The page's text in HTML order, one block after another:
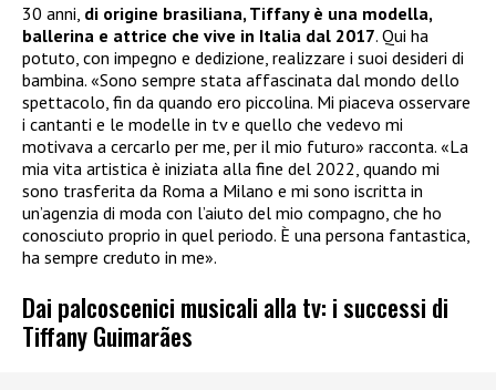
30 anni, di origine brasiliana, Tiffany è una modella,
ballerina e attrice che vive in Italia dal 2017. Qui ha
potuto, con impegno e dedizione, realizzare i suoi desideri di
bambina. «Sono sempre stata affascinata dal mondo dello
spettacolo, fin da quando ero piccolina. Mi piaceva osservare
i cantanti e le modelle in tv e quello che vedevo mi
motivava a cercarlo per me, per il mio futuro» racconta. «La
mia vita artistica è iniziata alla fine del 2022, quando mi
sono trasferita da Roma a Milano e mi sono iscritta in
un’agenzia di moda con l’aiuto del mio compagno, che ho
conosciuto proprio in quel periodo. È una persona fantastica,
ha sempre creduto in me».
Dai palcoscenici musicali alla tv: i successi di
Tiffany Guimarães